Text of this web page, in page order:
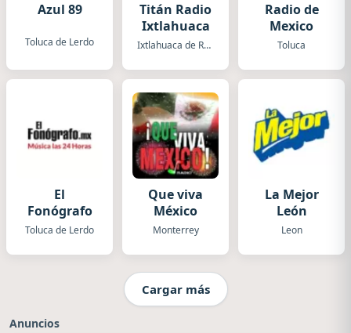
Azul 89
Toluca de Lerdo
Titán Radio
Ixtlahuaca
Ixtlahuaca de Rayon
Radio de
Mexico
Toluca
El
Fonógrafo
Toluca de Lerdo
Que viva
México
Monterrey
La Mejor
León
Leon
Cargar más
Anuncios